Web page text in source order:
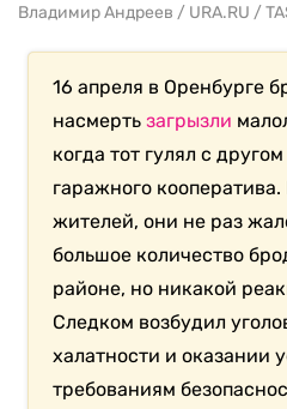
Владимир Андреев / URA.RU /
16 апреля в Оренбурге
насмертьзагрызли
когда тот гулял с
гаражного
жителей, они не раз
большое количество
районе, но никакой
Следком возбудил
халатности и оказании
требованиям